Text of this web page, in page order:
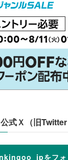
式Ｘ（旧Twitter
をフォ